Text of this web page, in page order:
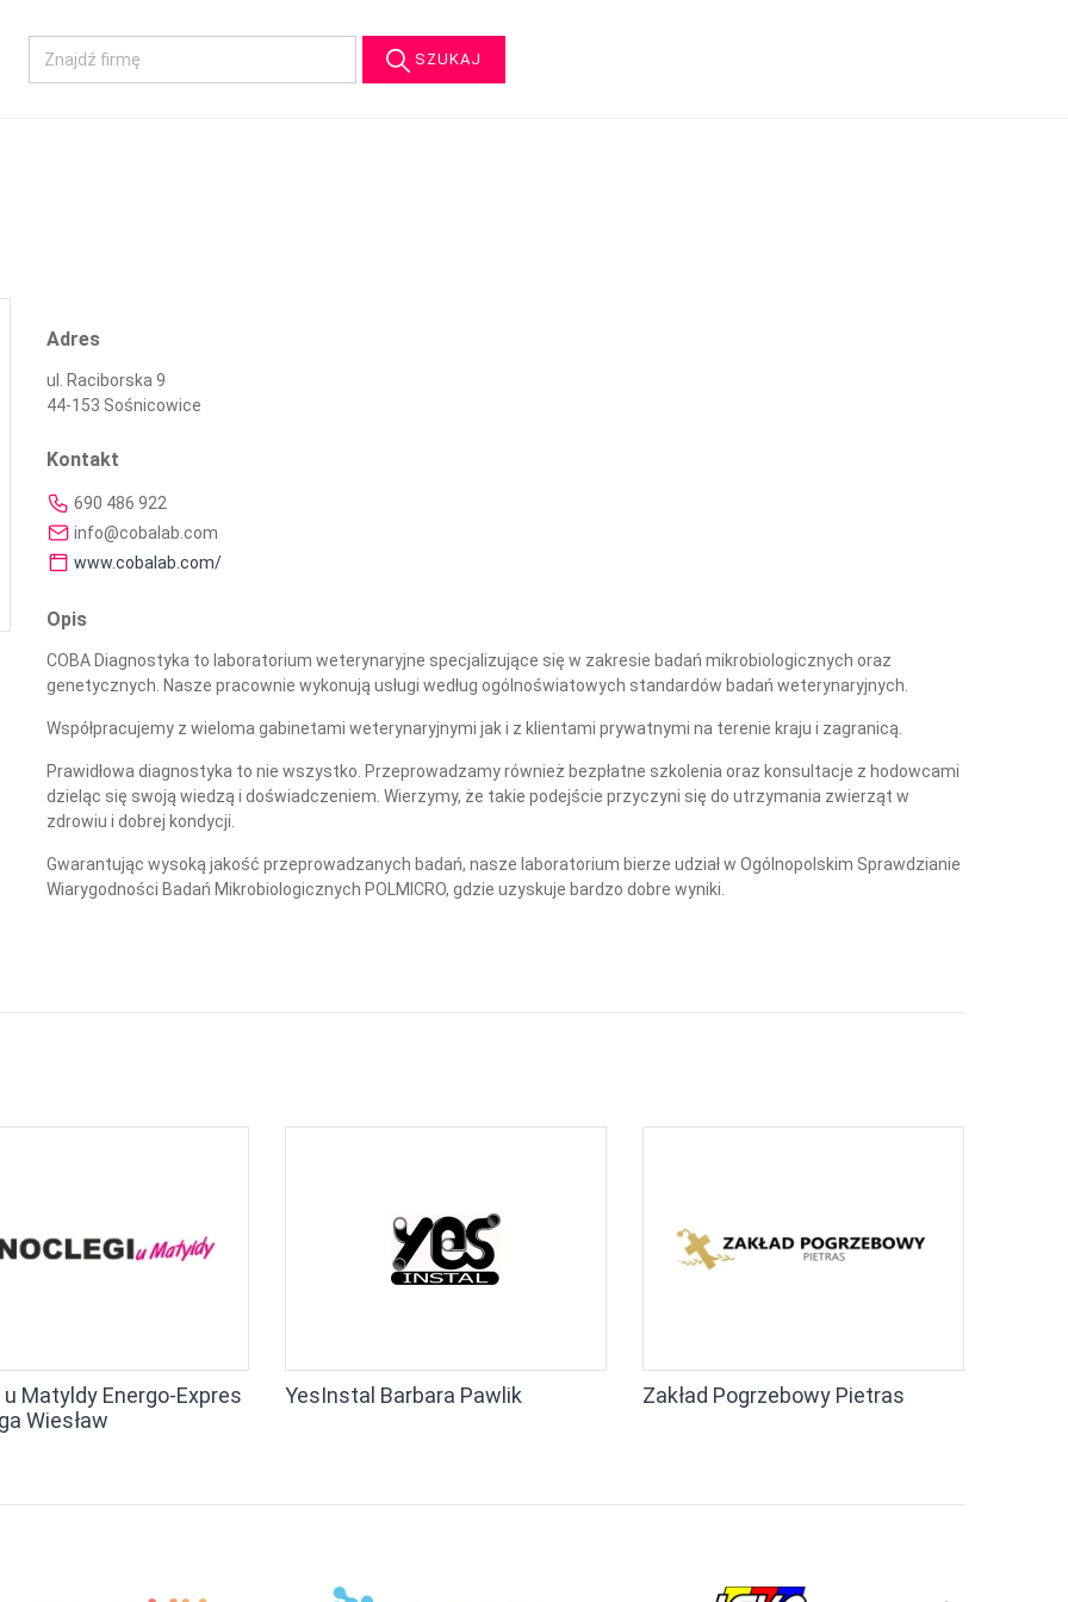
SZUKAJ
Adres
ul. Raciborska 9
44-153 Sośnicowice
Kontakt
690 486 922
info@cobalab.com
www.cobalab.com/
Opis
COBA Diagnostyka to laboratorium weterynaryjne specjalizujące się w zakresie badań mikrobiologicznych oraz
genetycznych. Nasze pracownie wykonują usługi według ogólnoświatowych standardów badań weterynaryjnych.
Współpracujemy z wieloma gabinetami weterynaryjnymi jak i z klientami prywatnymi na terenie kraju i zagranicą.
Prawidłowa diagnostyka to nie wszystko. Przeprowadzamy również bezpłatne szkolenia oraz konsultacje z hodowcami
dzieląc się swoją wiedzą i doświadczeniem. Wierzymy, że takie podejście przyczyni się do utrzymania zwierząt w
zdrowiu i dobrej kondycji.
Gwarantując wysoką jakość przeprowadzanych badań, nasze laboratorium bierze udział w Ogólnopolskim Sprawdzianie
Wiarygodności Badań Mikrobiologicznych POLMICRO, gdzie uzyskuje bardzo dobre wyniki.
Matyldy Energo-Expres
Wiesław
YesInstal Barbara Pawlik Zakład Pogrzebowy Pietras